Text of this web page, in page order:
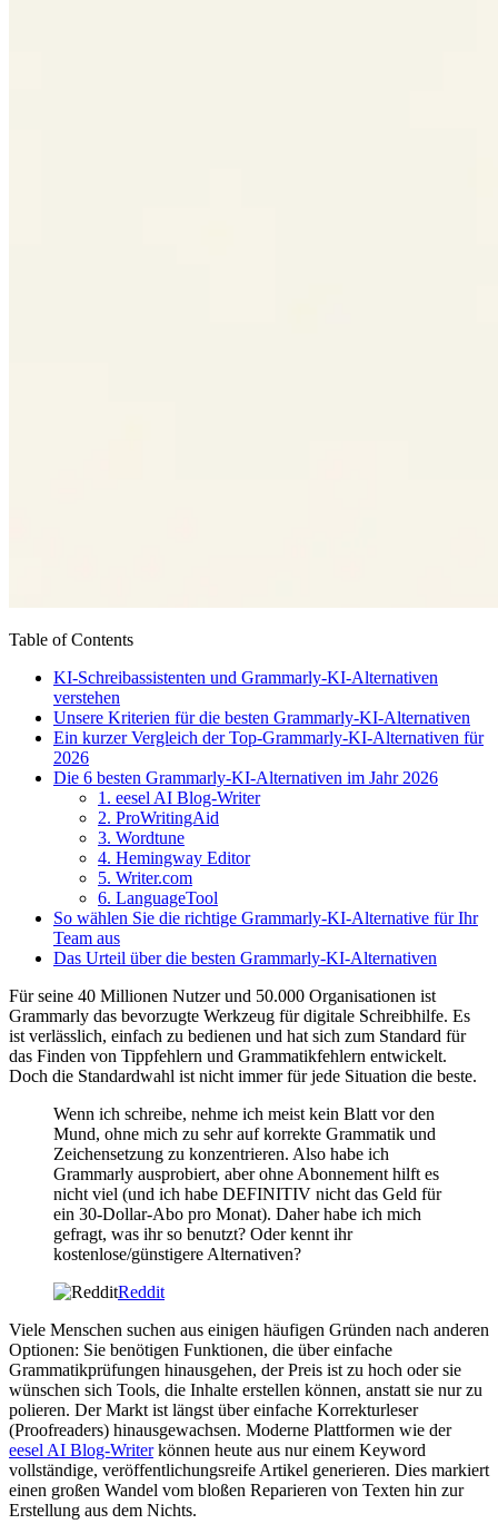
Table of Contents
KI-Schreibassistenten und Grammarly-KI-Alternativen
verstehen
Unsere Kriterien für die besten Grammarly-KI-Alternativen
Ein kurzer Vergleich der Top-Grammarly-KI-Alternativen für
2026
Die 6 besten Grammarly-KI-Alternativen im Jahr 2026
1. eesel AI Blog-Writer
2. ProWritingAid
3. Wordtune
4. Hemingway Editor
5. Writer.com
6. LanguageTool
So wählen Sie die richtige Grammarly-KI-Alternative für Ihr
Team aus
Das Urteil über die besten Grammarly-KI-Alternativen
Für seine 40 Millionen Nutzer und 50.000 Organisationen ist
Grammarly das bevorzugte Werkzeug für digitale Schreibhilfe. Es
ist verlässlich, einfach zu bedienen und hat sich zum Standard für
das Finden von Tippfehlern und Grammatikfehlern entwickelt.
Doch die Standardwahl ist nicht immer für jede Situation die beste.
Wenn ich schreibe, nehme ich meist kein Blatt vor den
Mund, ohne mich zu sehr auf korrekte Grammatik und
Zeichensetzung zu konzentrieren. Also habe ich
Grammarly ausprobiert, aber ohne Abonnement hilft es
nicht viel (und ich habe DEFINITIV nicht das Geld für
ein 30-Dollar-Abo pro Monat). Daher habe ich mich
gefragt, was ihr so benutzt? Oder kennt ihr
kostenlose/günstigere Alternativen?
Reddit
Viele Menschen suchen aus einigen häufigen Gründen nach anderen
Optionen: Sie benötigen Funktionen, die über einfache
Grammatikprüfungen hinausgehen, der Preis ist zu hoch oder sie
wünschen sich Tools, die Inhalte erstellen können, anstatt sie nur zu
polieren. Der Markt ist längst über einfache Korrekturleser
(Proofreaders) hinausgewachsen. Moderne Plattformen wie der
eesel AI Blog-Writerkönnen heute aus nur einem Keyword
vollständige, veröffentlichungsreife Artikel generieren. Dies markiert
einen großen Wandel vom bloßen Reparieren von Texten hin zur
Erstellung aus dem Nichts.